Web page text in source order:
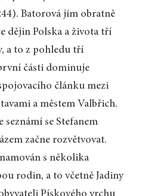
Batorová jím obratně
dějin Polska a života tří
a to z pohledu tří
části dominuje
článku mezi
a městem Valbřich.
seznámí se Stefanem
začne rozvětvovat.
s několika
rodin, a to včetně Jadiny